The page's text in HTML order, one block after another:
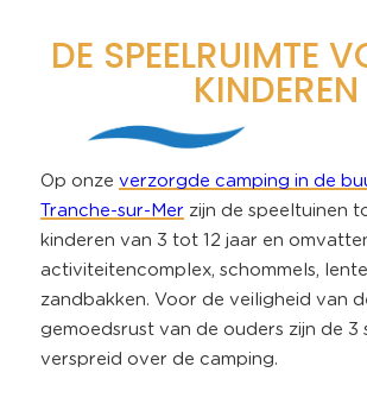
DE SPEELRUIMTE
KINDEREN
Op onze verzorgde camping in de
Tranche-sur-Merzijn de speeltuinen
kinderen van 3 tot 12 jaar en
activiteitencomplex, schommels,
zandbakken. Voor de veiligheid van
gemoedsrust van de ouders zijn de 3
verspreid over de camping.